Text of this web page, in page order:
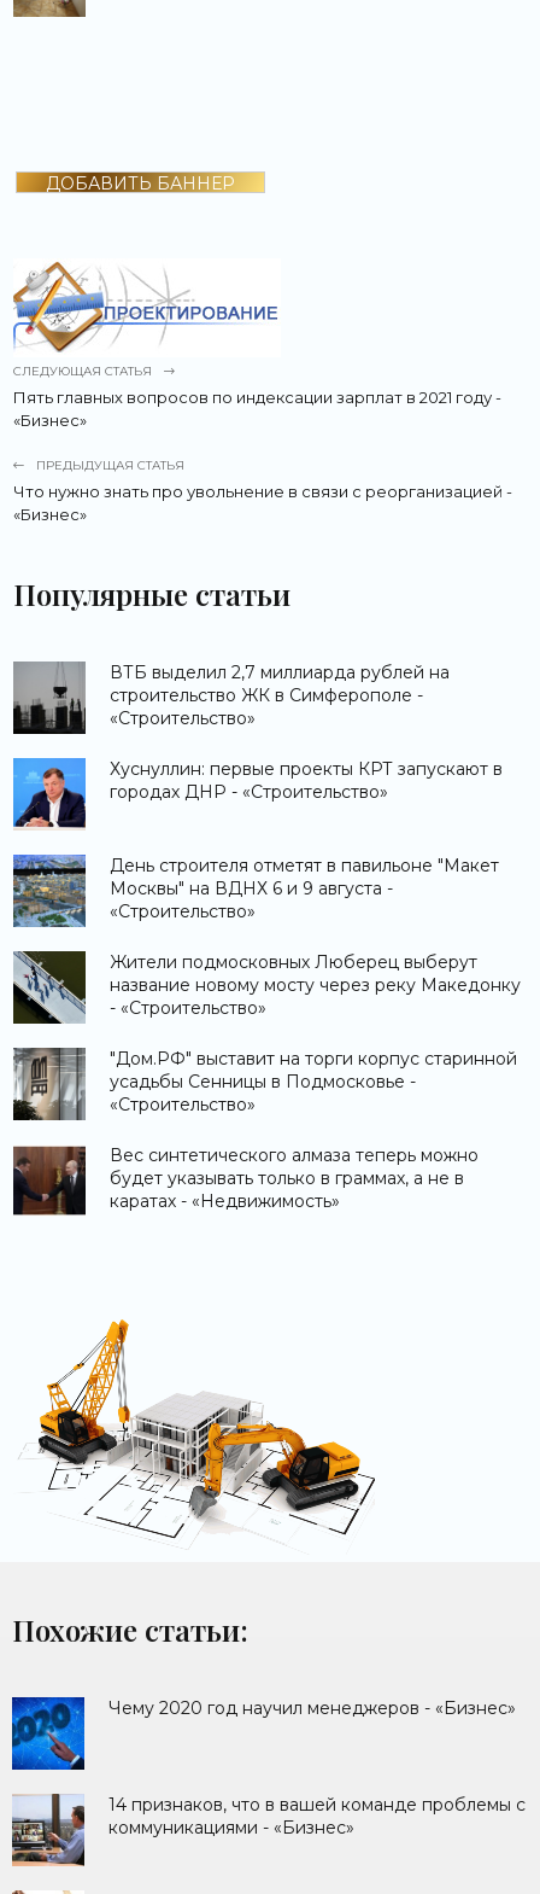
ДОБАВИТЬ БАННЕР
СЛЕДУЮЩАЯ СТАТЬЯ
Пять главных вопросов по индексации зарплат в 2021 году -
«Бизнес»
ПРЕДЫДУЩАЯ СТАТЬЯ
Что нужно знать про увольнение в связи с реорганизацией -
«Бизнес»
Популярные статьи
ВТБ выделил 2,7 миллиарда рублей на
строительство ЖК в Симферополе -
«Строительство»
Хуснуллин: первые проекты КРТ запускают в
городах ДНР - «Строительство»
День строителя отметят в павильоне "Макет
Москвы" на ВДНХ 6 и 9 августа -
«Строительство»
Жители подмосковных Люберец выберут
название новому мосту через реку Македонку
- «Строительство»
"Дом.РФ" выставит на торги корпус старинной
усадьбы Сенницы в Подмосковье -
«Строительство»
Вес синтетического алмаза теперь можно
будет указывать только в граммах, а не в
каратах - «Недвижимость»
Похожие статьи:
Чему 2020 год научил менеджеров - «Бизнес»
14 признаков, что в вашей команде проблемы с
коммуникациями - «Бизнес»